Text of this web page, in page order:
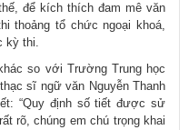
để kích thích đam mê văn
thoảng tổ chức ngoại khoá,
kỳ thi.
so với Trường Trung học
sĩ ngữ văn Nguyễn Thanh
“Quy định số tiết được sử
rõ, chúng em chú trọng khai